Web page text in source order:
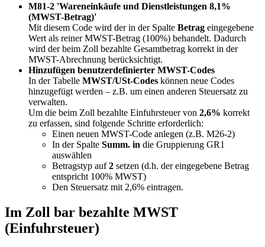
M81-2 'Wareneinkäufe und Dienstleistungen 8,1%
(MWST-Betrag)'
Mit diesem Code wird der in der Spalte Betrag eingegebene
Wert als reiner MWST-Betrag (100%) behandelt. Dadurch
wird der beim Zoll bezahlte Gesamtbetrag korrekt in der
MWST-Abrechnung berücksichtigt.
Hinzufügen benutzerdefinierter MWST-Codes
In der Tabelle MWST/USt-Codes können neue Codes
hinzugefügt werden – z.B. um einen anderen Steuersatz zu
verwalten.
Um die beim Zoll bezahlte Einfuhrsteuer von 2,6% korrekt
zu erfassen, sind folgende Schritte erforderlich:
Einen neuen MWST-Code anlegen (z.B. M26-2)
In der Spalte Summ. in die Gruppierung GR1
auswählen
Betragstyp auf2 setzen (d.h. der eingegebene Betrag
entspricht 100% MWST)
Den Steuersatz mit 2,6% eintragen.
Im Zoll bar bezahlte MWST
(Einfuhrsteuer)